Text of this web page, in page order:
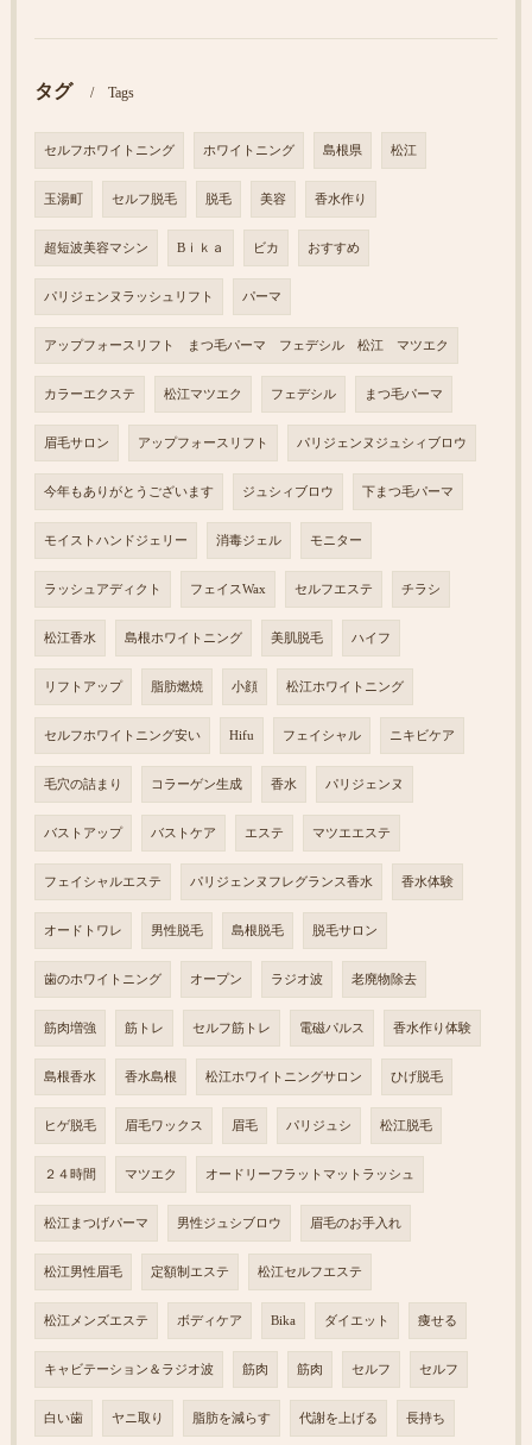
タグ Tags
セルフホワイトニング ホワイトニング 島根県 松江
玉湯町 セルフ脱毛 脱毛 美容 香水作り
超短波美容マシン Bｉｋａ ビカ おすすめ
パリジェンヌラッシュリフト パーマ
アップフォースリフト まつ毛パーマ フェデシル 松江 マツエク
カラーエクステ 松江マツエク フェデシル まつ毛パーマ
眉毛サロン アップフォースリフト パリジェンヌジュシィブロウ
今年もありがとうございます ジュシィブロウ 下まつ毛パーマ
モイストハンドジェリー 消毒ジェル モニター
ラッシュアディクト フェイスWax セルフエステ チラシ
松江香水 島根ホワイトニング 美肌脱毛 ハイフ
リフトアップ 脂肪燃焼 小顔 松江ホワイトニング
セルフホワイトニング安い Hifu フェイシャル ニキビケア
毛穴の詰まり コラーゲン生成 香水 パリジェンヌ
バストアップ バストケア エステ マツエエステ
フェイシャルエステ パリジェンヌフレグランス香水 香水体験
オードトワレ 男性脱毛 島根脱毛 脱毛サロン
歯のホワイトニング オープン ラジオ波 老廃物除去
筋肉増強 筋トレ セルフ筋トレ 電磁パルス 香水作り体験
島根香水 香水島根 松江ホワイトニングサロン ひげ脱毛
ヒゲ脱毛 眉毛ワックス 眉毛 パリジュシ 松江脱毛
２４時間 マツエク オードリーフラットマットラッシュ
松江まつげパーマ 男性ジュシブロウ 眉毛のお手入れ
松江男性眉毛 定額制エステ 松江セルフエステ
松江メンズエステ ボディケア Bika ダイエット 痩せる
キャビテーション＆ラジオ波 筋肉 筋肉 セルフ セルフ
白い歯 ヤニ取り 脂肪を減らす 代謝を上げる 長持ち